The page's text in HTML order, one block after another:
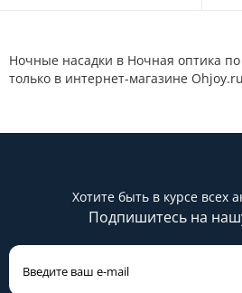
Ночные насадки в Ночная оптика
только в интернет-магазине
Хотите быть в курсе всех
Подпишитесь на